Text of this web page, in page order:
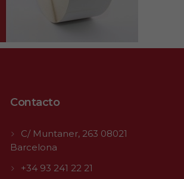
Contacto
C/ Muntaner, 263 08021
Barcelona
+34 93 241 22 21